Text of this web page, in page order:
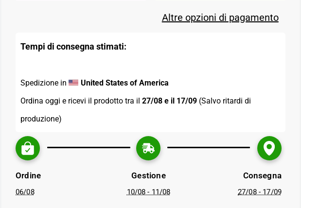
Altre opzioni di pagamento
Tempi di consegna stimati:
Spedizione in
United States of America
Ordina oggi e ricevi il prodotto tra il 27/08 e il 17/09 (Salvo ritardi di
produzione)
Ordine
06/08
Gestione
10/08 - 11/08
Consegna
27/08 - 17/09